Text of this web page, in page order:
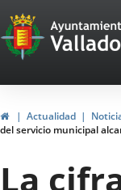
Portal
Web
del
de
InicioActualidad
del servicio municipal
La